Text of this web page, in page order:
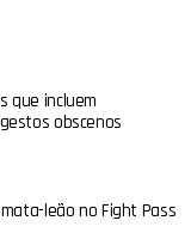
que incluem
obscenos
leão no Fight Pass